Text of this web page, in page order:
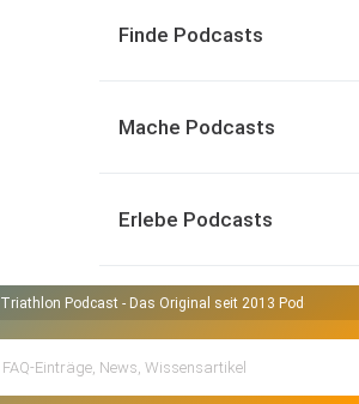
Finde Podcasts
Mache Podcasts
Erlebe Podcasts
Triathlon Podcast - Das Original seit 2013 Podcast